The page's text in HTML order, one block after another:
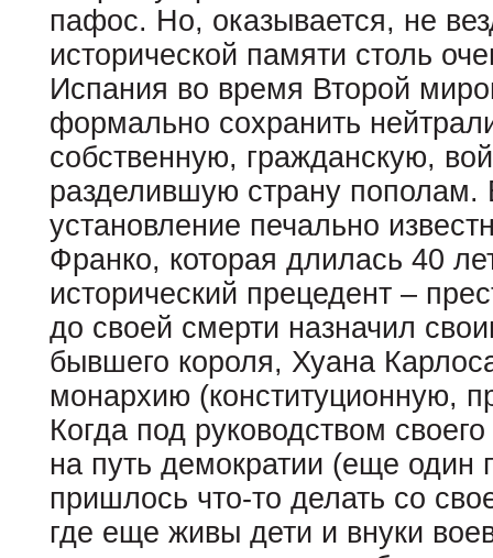
пафос. Но, оказывается, не
исторической памяти столь
Испания во время Второй
формально сохранить
собственную, гражданскую,
разделившую страну пополам.
установление печально
Франко, которая длилась 40
исторический прецедент –
до своей смерти назначил
бывшего короля, Хуана
монархию (конституционную,
Когда под руководством
на путь демократии (еще один
пришлось что-то делать со
где еще живы дети и внуки